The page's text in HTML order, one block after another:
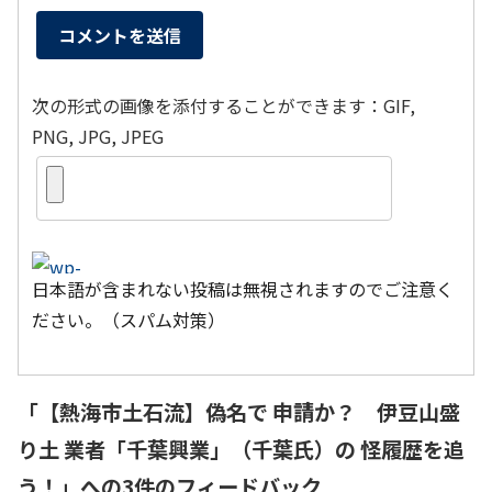
次の形式の画像を添付することができます：GIF,
PNG, JPG, JPEG
日本語が含まれない投稿は無視されますのでご注意く
ださい。（スパム対策）
「 【熱海市土石流】偽名で 申請か？ 伊豆山盛
り土 業者「千葉興業」（千葉氏）の 怪履歴を追